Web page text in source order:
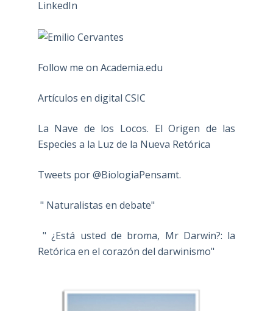
Follow me on Academia.edu
Artículos en digital CSIC
La Nave de los Locos. El Origen de las
Especies a la Luz de la Nueva Retórica
Tweets por @BiologiaPensamt.
" Naturalistas en debate"
" ¿Está usted de broma, Mr Darwin?: la
Retórica en el corazón del darwinismo"